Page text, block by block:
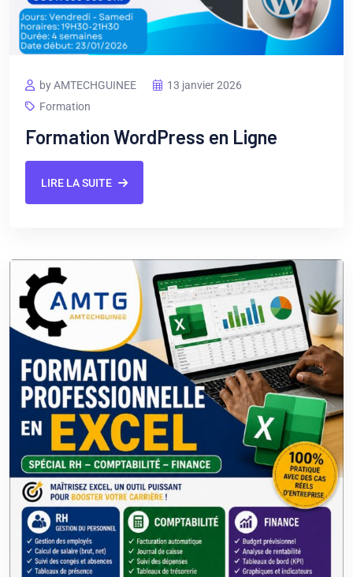
by AMTECHGUINEE
13 janvier 2026
Formation
Formation WordPress en Ligne
LIRE LA SUITE